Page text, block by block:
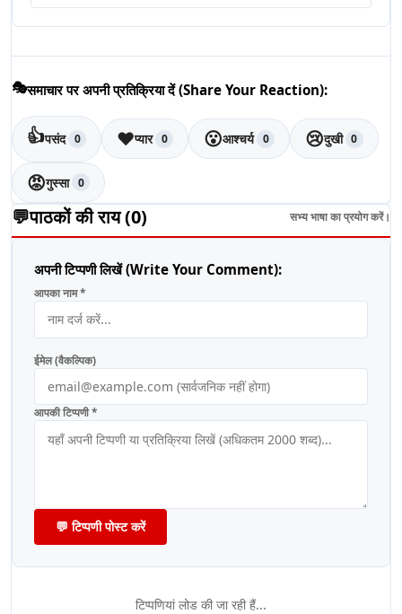
🎭समाचार पर अपनी प्रतिक्रिया दें (Share Your Reaction):
👍पसंद 0 ❤️प्यार 0 😮आश्चर्य 0 😢दुखी 0
😡गुस्सा 0
💬पाठकों की राय (0) सभ्य भाषा का प्रयोग करें।
अपनी टिप्पणी लिखें (Write Your Comment):
आपका नाम *
ईमेल (वैकल्पिक)
आपकी टिप्पणी *
💬 टिप्पणी पोस्ट करें
टिप्पणियां लोड की जा रही हैं...